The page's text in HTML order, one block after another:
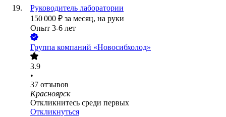
Руководитель лаборатории
150 000 ₽ за месяц, на руки
Опыт 3-6 лет
Группа компаний «Новосибхолод»
3.9
•
37 отзывов
Красноярск
Откликнитесь среди первых
Откликнуться